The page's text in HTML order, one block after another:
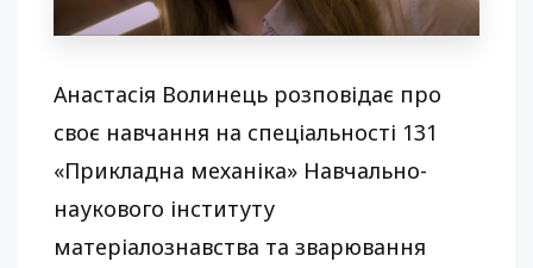
Анастасія Волинець розповідає про
своє навчання на спеціальності 131
«Прикладна механіка» Навчально-
наукового інституту
матеріалознавства та зварювання